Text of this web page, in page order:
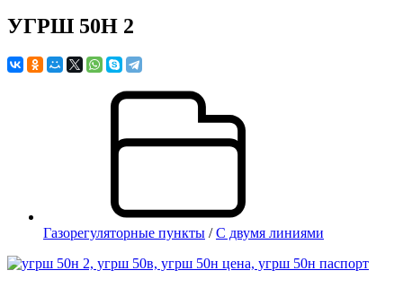
УГРШ 50Н 2
Газорегуляторные пункты /С двумя линиями